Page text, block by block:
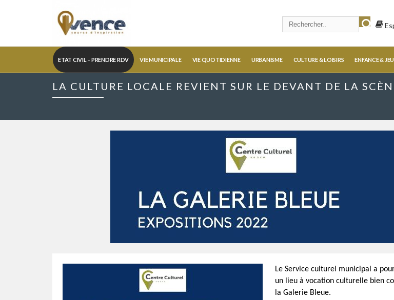
ETAT CIVIL – PRENDRE RDV VIE MUNICIPALE VIE QUOTIDIENNE URBANISME CULTURE & LOISIRS ENFANCE &
LA CULTURE LOCALE REVIENT SUR LE DEVANT DE LA
Le Service culturel municipal a
un lieu à vocation culturelle bien
la Galerie Bleue.